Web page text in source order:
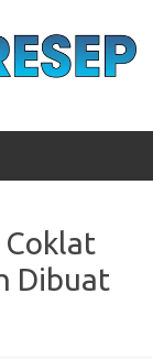
Coklat
Dibuat